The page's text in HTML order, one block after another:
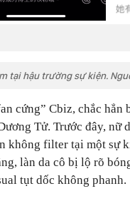
tại hậu trường sự kiện.
cứng” Cbiz, chắc
Tử. Trước đây,
không filter tại một sự
làn da cô bị lộ rõ
tụt dốc không phanh.